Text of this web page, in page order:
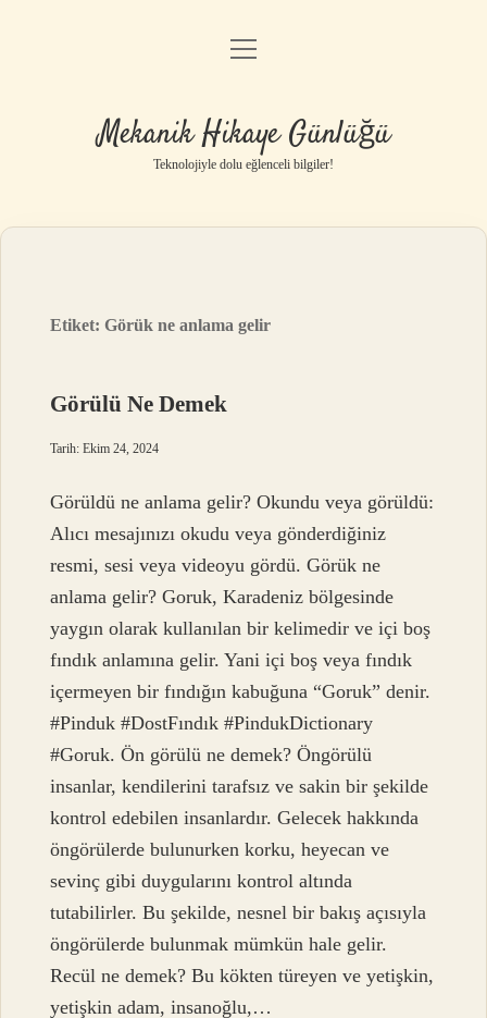
Anasayfa
Yasal Uyarı
menüyü
Mekanik Hikaye Günlüğü
Teknolojiyle dolu eğlenceli bilgiler!
Etiket:Görük ne anlama gelir
Görülü Ne Demek
Tarih: Ekim 24, 2024
Görüldü ne anlama gelir? Okundu veya görüldü:
Alıcı mesajınızı okudu veya gönderdiğiniz
resmi, sesi veya videoyu gördü. Görük ne
anlama gelir? Goruk, Karadeniz bölgesinde
yaygın olarak kullanılan bir kelimedir ve içi boş
fındık anlamına gelir. Yani içi boş veya fındık
içermeyen bir fındığın kabuğuna “Goruk” denir.
#Pinduk #DostFındık #PindukDictionary
#Goruk. Ön görülü ne demek? Öngörülü
insanlar, kendilerini tarafsız ve sakin bir şekilde
kontrol edebilen insanlardır. Gelecek hakkında
öngörülerde bulunurken korku, heyecan ve
sevinç gibi duygularını kontrol altında
tutabilirler. Bu şekilde, nesnel bir bakış açısıyla
öngörülerde bulunmak mümkün hale gelir.
Recül ne demek? Bu kökten türeyen ve yetişkin,
yetişkin adam, insanoğlu,…